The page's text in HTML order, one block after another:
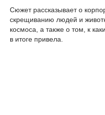
Сюжет рассказывает о
скрещиванию людей и
космоса, а также о том, к
в итоге привела.